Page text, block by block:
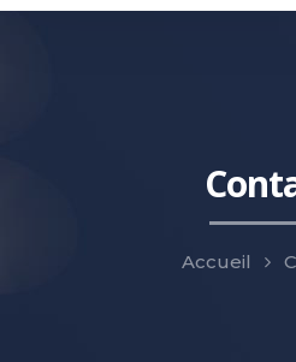
Accueil